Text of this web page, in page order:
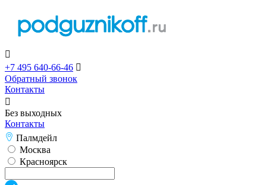

+7 495 640-66-46 
Обратный звонок
Контакты

Без выходных
Контакты
Палмдейл
Москва
Красноярск